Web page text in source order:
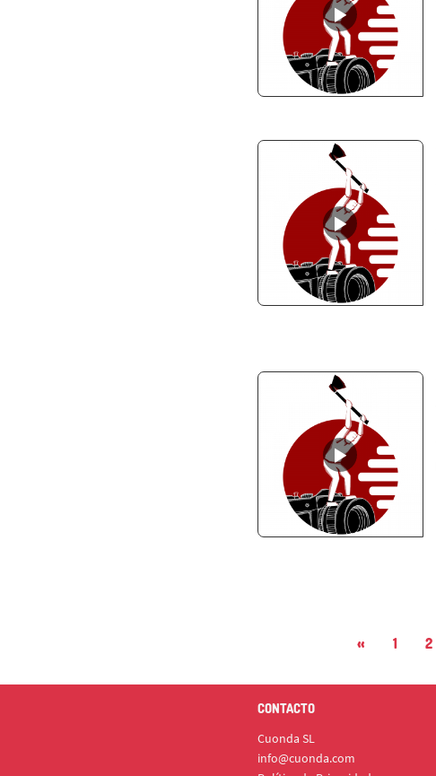
« 1 2
CONTACTO
Cuonda SL
info@cuonda.com